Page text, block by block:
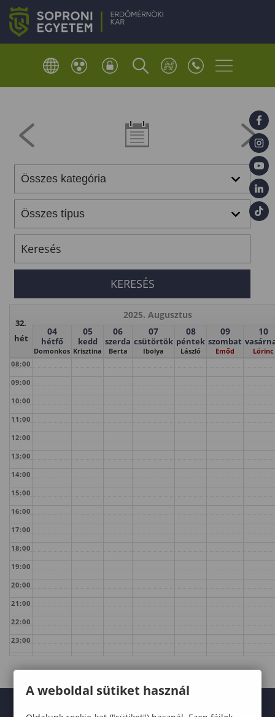
32.
hét
2025. Augusztus
04
hétfő
Domonkos
05
kedd
Krisztina
06
szerda
Berta
07
csütörtök
Ibolya
08
péntek
László
09
szombat
Emőd
10
Lörinc
08:00
09:00
10:00
11:00
12:00
13:00
14:00
15:00
16:00
17:00
18:00
19:00
20:00
21:00
22:00
23:00
A weboldal sütiket használ